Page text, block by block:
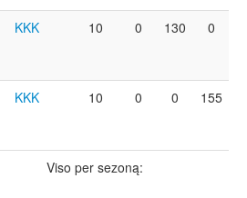
KKK 10 0 130 0
KKK 10 0 0 155
Viso per sezoną: